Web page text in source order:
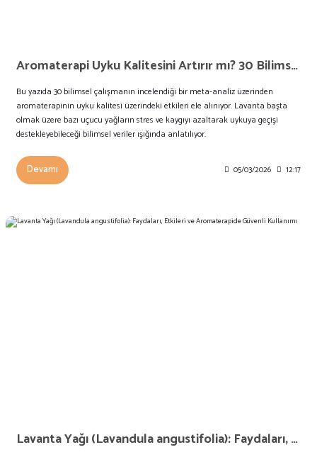
Aromaterapi Uyku Kalitesini Artırır mı? 30 Bilimsel Çalışmanın Meta-Analiz Sonuçları
Bu yazıda 30 bilimsel çalışmanın incelendiği bir meta-analiz üzerinden
aromaterapinin uyku kalitesi üzerindeki etkileri ele alınıyor. Lavanta başta
olmak üzere bazı uçucu yağların stres ve kaygıyı azaltarak uykuya geçişi
destekleyebileceği bilimsel veriler ışığında anlatılıyor.
Devamı 05/03/2026 12:17
Lavanta Yağı (Lavandula angustifolia): Faydaları, Etkileri ve Aromaterapide Güvenli Kullanımı